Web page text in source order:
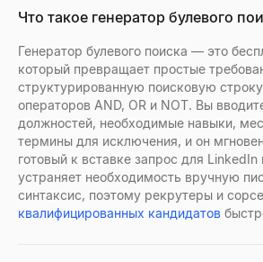
Предпросмотр аватаров, баннеров,
Просмотр профилей Facebook
Введите имя, имя пользователя или
Открыть→
Что такое генератор булевого
Генератор булевого поиска — это
который превращает простые
структурированную поисковую
операторов AND, OR и NOT. Вы
должностей, необходимые навыки,
термины для исключения, и он
готовый к вставке запрос для LinkedIn
устраняет необходимость вручную
синтаксис, поэтому рекрутеры и
квалифицированных кандидатов